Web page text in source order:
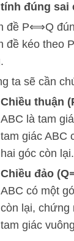
đúng sai
đề P⟺Q
đề kéo theo P
ta sẽ cần
Chiều thuận (
ABC là tam
tam giác ABC
hai góc còn lại.
Chiều đảo (Q
ABC có một
còn lại, chứng
tam giác